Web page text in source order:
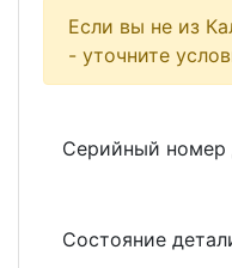
Если вы не из
- уточните
Серийный номер
Состояние